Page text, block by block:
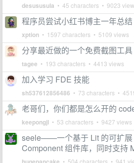
desususula • 45 characters • 9023
程序员尝试小红书博主一年总结
xption • 1597 characters • 5109 views
分享最近做的一个免费截图工具
tagee • 193 characters • 4413 views
加入学习 FDE 技能
sh537612856486 • 73 characters •
老哥们，你们都是怎么开的
keepongjl • 53 characters • 9427 views
seele——一个基于 Lit 的可扩展
Component 组件库，同时支持
• 504 characters • 941